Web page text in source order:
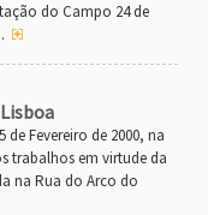
do Campo 24 de
Fevereiro de 2000, na
trabalhos em virtude da
na Rua do Arco do